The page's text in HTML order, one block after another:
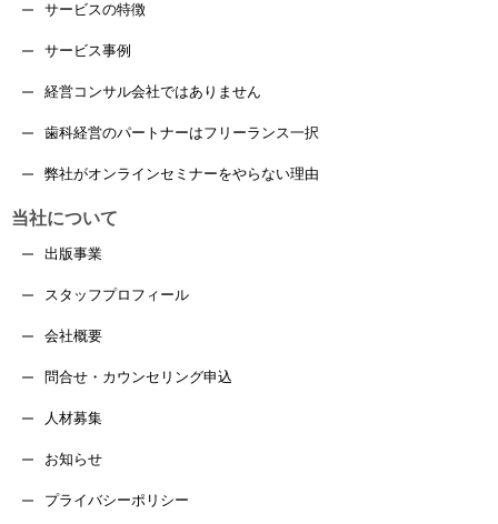
サービスの特徴
サービス事例
経営コンサル会社ではありません
歯科経営のパートナーはフリーランス一択
弊社がオンラインセミナーをやらない理由
当社について
出版事業
スタッフプロフィール
会社概要
問合せ・カウンセリング申込
人材募集
お知らせ
プライバシーポリシー